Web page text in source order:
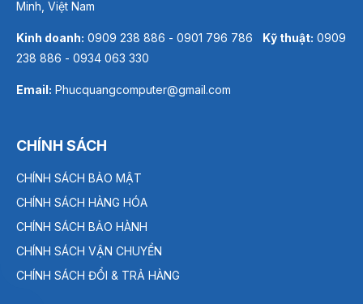
Minh, Việt Nam
Kinh doanh: 0909 238 886 - 0901 796 786 Kỹ thuật: 0909
238 886 - 0934 063 330
Email: Phucquangcomputer@gmail.com
CHÍNH SÁCH
CHÍNH SÁCH BẢO MẬT
CHÍNH SÁCH HÀNG HÓA
CHÍNH SÁCH BẢO HÀNH
CHÍNH SÁCH VẬN CHUYỂN
CHÍNH SÁCH ĐỔI & TRẢ HÀNG